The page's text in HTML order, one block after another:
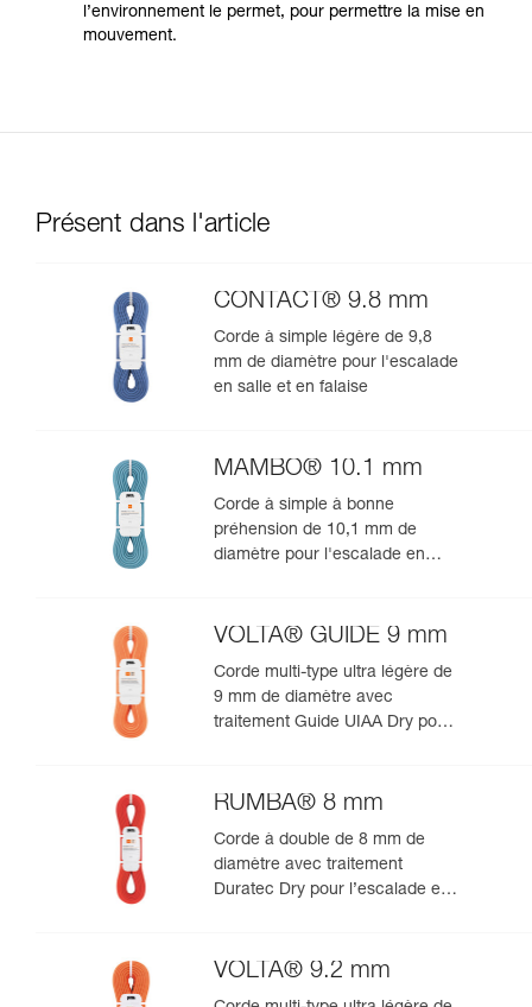
l’environnement le permet, pour permettre la mise en
mouvement.
Présent dans l'article
CONTACT® 9.8 mm
Corde à simple légère de 9,8
mm de diamètre pour l'escalade
en salle et en falaise
MAMBO® 10.1 mm
Corde à simple à bonne
préhension de 10,1 mm de
diamètre pour l'escalade en
VOLTA® GUIDE 9 mm
Corde multi-type ultra légère de
9 mm de diamètre avec
traitement Guide UIAA Dry pour
RUMBA® 8 mm
Corde à double de 8 mm de
diamètre avec traitement
Duratec Dry pour l’escalade en
VOLTA® 9.2 mm